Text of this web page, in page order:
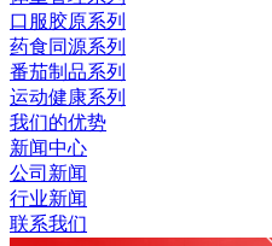
口服胶原系列
药食同源系列
番茄制品系列
运动健康系列
我们的优势
新闻中心
公司新闻
行业新闻
联系我们